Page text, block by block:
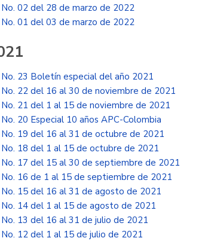
No. 02 del 28 de marzo de 2022
No. 01 del 03 de marzo de 2022
No. 23 Boletín especial del año 2021
No. 22 del 16 al 30 de noviembre de 2021
No. 21 del 1 al 15 de noviembre de 2021
No. 20 Especial 10 años APC-Colombia
No. 19 del 16 al 31 de octubre de 2021
No. 18 del 1 al 15 de octubre de 2021
No. 17 del 15 al 30 de septiembre de 2021
No. 16 de 1 al 15 de septiembre de 2021
No. 15 del 16 al 31 de agosto de 2021
No. 14 del 1 al 15 de agosto de 2021
No. 13 del 16 al 31 de julio de 2021
No. 12 del 1 al 15 de julio de 2021